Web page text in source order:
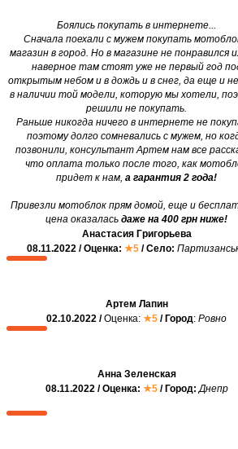
Боялись покупать в интернете...
Сначала поехали с мужем покупать
магазин в город. Но в магазине не понравился
наверное там стоят уже не первый год
открытым небом и в дождь и в снег, да еще и
в наличии той модели, которую мы хотели,
решили не покупать.
Раньше никогда ничего в интернете не
поэтому долго сомневались с мужем, но
позвонили, консультант Артем нам все
что оплата только после того, как
придет к нам, а гарантия 2 года!
Привезли мотоблок прям домой, еще и
цена оказалась даже на 400 грн ниже!
Анастасия Григорьева
08.11.2022 / Оценка: ★5 / Село:
Артем Лапин
02.10.2022 /Оценка: ★5 / Город: Ровно
Анна Зеленская
08.11.2022 / Оценка: ★5 / Город: Днепр